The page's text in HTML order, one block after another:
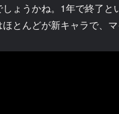
しょうかね。1年で終了
とんどが新キャラで、